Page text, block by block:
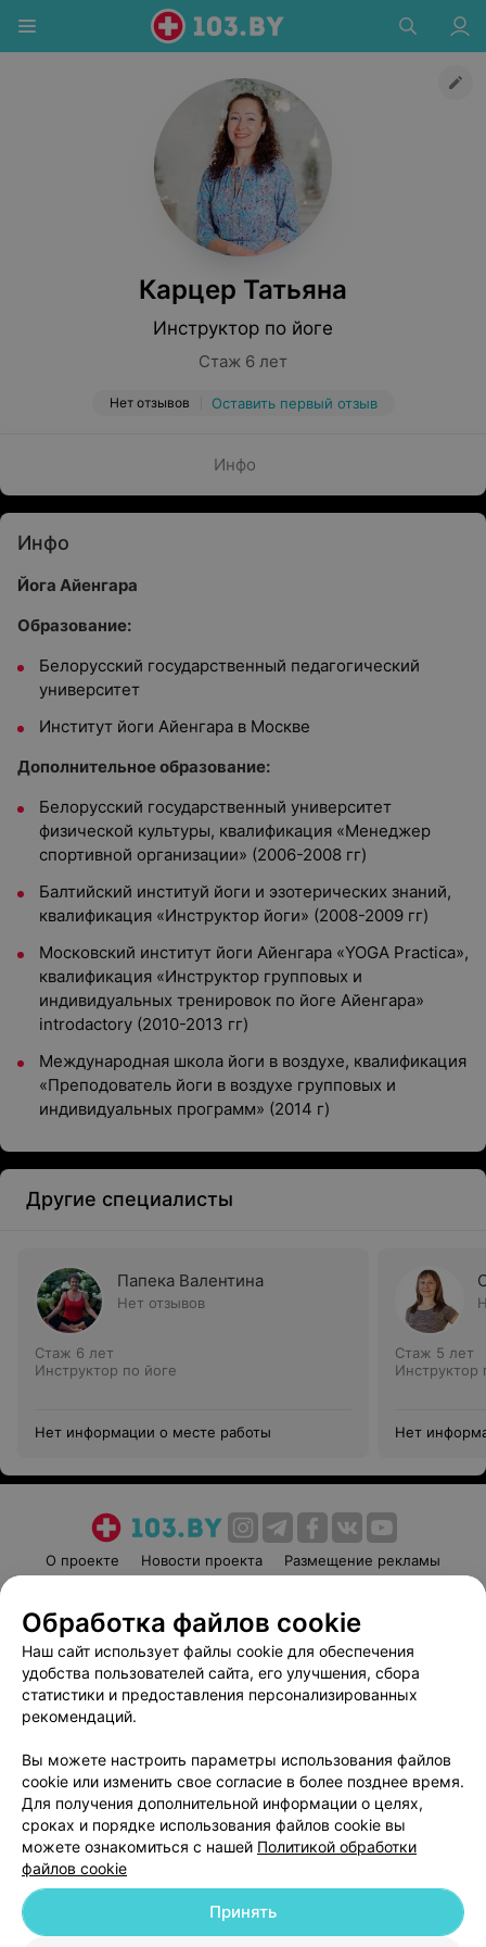
Карцер Татьяна
Инструктор по йоге
Стаж 6 лет
Нет отзывов Оставить первый отзыв
Инфо
Инфо
Йога Айенгара
Образование:
Белорусский государственный педагогический
университет
Институт йоги Айенгара в Москве
Дополнительное образование:
Белорусский государственный университет
физической культуры, квалификация «Менеджер
спортивной организации» (2006-2008 гг)
Балтийский институй йоги и эзотерических знаний,
квалификация «Инструктор йоги» (2008-2009 гг)
Московский институт йоги Айенгара «YOGA Practica»,
квалификация «Инструктор групповых и
индивидуальных тренировок по йоге Айенгара»
introdactory (2010-2013 гг)
Международная школа йоги в воздухе, квалификация
«Преподователь йоги в воздухе групповых и
индивидуальных программ» (2014 г)
Другие специалисты
Папека Валентина
Нет отзывов
Стаж 6 лет
Инструктор по йоге
Нет информации о месте работы
Стаж 5 лет
Инструктор
Нет
О проекте Новости проекта
Размещение рекламы
Пользовательское соглашение
Способы оплаты
Вакансии
Партнеры
Написать руководителю 103.by
Обработка персональных данных
© 2026 ООО «Артокс Лаб», УНП 191700409
| 220012, Республика Беларусь,
Обработка файлов cookie
Наш сайт использует файлы cookie для обеспечения
удобства пользователей сайта, его улучшения, сбора
статистики и предоставления персонализированных
рекомендаций.
Вы можете настроить параметры использования файлов
cookie или изменить свое согласие в более позднее время.
Для получения дополнительной информации о целях,
сроках и порядке использования файлов cookie вы
можете ознакомиться с нашей Политикой обработки
файлов cookie
Принять